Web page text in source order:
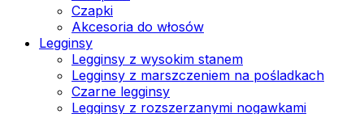
Czapki
Akcesoria do włosów
Legginsy
Legginsy z wysokim stanem
Legginsy z marszczeniem na pośladkach
Czarne legginsy
Legginsy z rozszerzanymi nogawkami